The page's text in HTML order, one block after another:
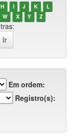
H I J K
L
W X Y Z
Em ordem:
Registro(s):